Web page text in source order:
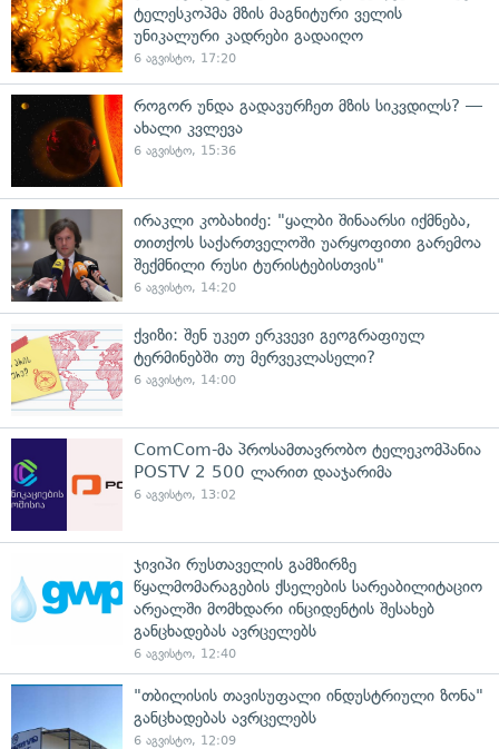
ტელესკოპმა მზის მაგნიტური ველის
უნიკალური კადრები გადაიღო
6 აგვისტო, 17:20
როგორ უნდა გადავურჩეთ მზის სიკვდილს? —
ახალი კვლევა
6 აგვისტო, 15:36
ირაკლი კობახიძე: "ყალბი შინაარსი იქმნება,
თითქოს საქართველოში უარყოფითი გარემოა
შექმნილი რუსი ტურისტებისთვის"
6 აგვისტო, 14:20
ქვიზი: შენ უკეთ ერკვევი გეოგრაფიულ
ტერმინებში თუ მერვეკლასელი?
6 აგვისტო, 14:00
ComCom-მა პროსამთავრობო ტელეკომპანია
POSTV 2 500 ლარით დააჯარიმა
6 აგვისტო, 13:02
ჯივიპი რუსთაველის გამზირზე
წყალმომარაგების ქსელების სარეაბილიტაციო
არეალში მომხდარი ინციდენტის შესახებ
განცხადებას ავრცელებს
6 აგვისტო, 12:40
"თბილისის თავისუფალი ინდუსტრიული ზონა"
განცხადებას ავრცელებს
6 აგვისტო, 12:09